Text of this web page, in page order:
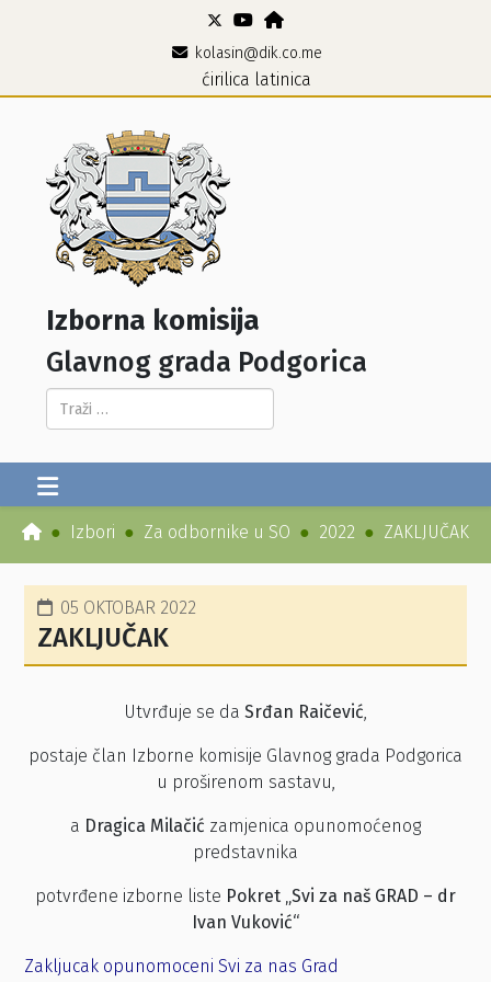
kolasin@dik.co.me
ćirilica latinica
Izborna komisija
Glavnog grada Podgorica
Pretraga...
Izbori Za odbornike u SO 2022 ZAKLJUČAK
05 OKTOBAR 2022
ZAKLJUČAK
Utvrđuje se da Srđan Raičević,
postaje član Izborne komisije Glavnog grada Podgorica
u proširenom sastavu,
a Dragica Milačić zamjenica opunomoćenog
predstavnika
potvrđene izborne liste Pokret „Svi za naš GRAD – dr
Ivan Vuković“
Zakljucak opunomoceni Svi za nas Grad